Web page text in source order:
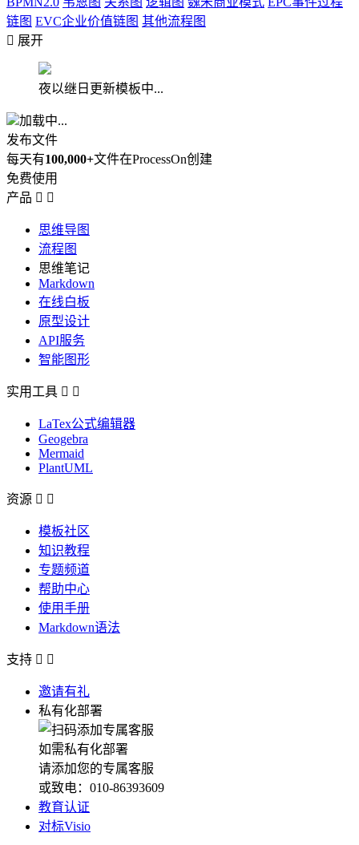
链图 EVC企业价值链图 其他流程图
 展开
夜以继日更新模板中...
加载中...
发布文件
每天有100,000+文件在ProcessOn创建
免费使用
产品  
思维导图
流程图
思维笔记
Markdown
在线白板
原型设计
API服务
智能图形
实用工具  
LaTex公式编辑器
Geogebra
Mermaid
PlantUML
资源  
模板社区
知识教程
专题频道
帮助中心
使用手册
Markdown语法
支持  
邀请有礼
私有化部署
如需私有化部署
请添加您的专属客服
或致电：010-86393609
教育认证
对标Visio